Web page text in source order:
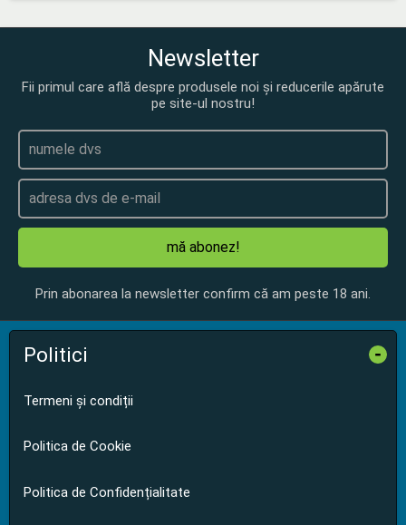
Newsletter
Fii primul care află despre produsele noi și reducerile apărute
pe site-ul nostru!
mă abonez!
Prin abonarea la newsletter confirm că am peste 18 ani.
Politici -
Termeni și condiții
Politica de Cookie
Politica de Confidențialitate